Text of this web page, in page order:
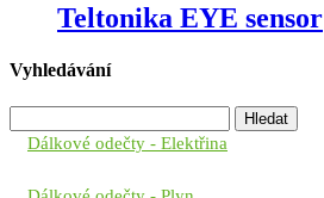
Teltonika EYE sensor
Vyhledávání
Dálkové odečty - Elektřina